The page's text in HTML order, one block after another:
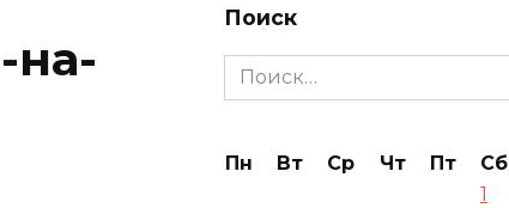
на-
Поиск
Search
for:
Пн Вт Ср Чт Пт Сб
1